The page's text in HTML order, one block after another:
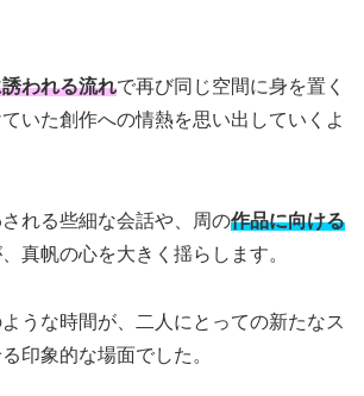
われる流れで再び同じ空間に身を置く
いた創作への情熱を思い出していくよ
れる些細な会話や、周の作品に向ける
真帆の心を大きく揺らします。
うな時間が、二人にとっての新たなス
印象的な場面でした。